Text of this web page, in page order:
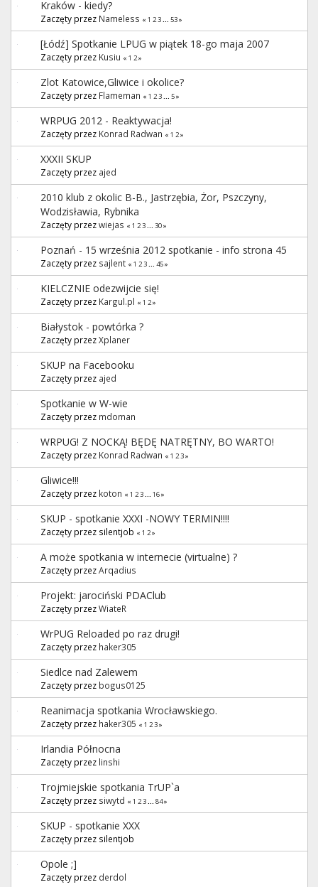
Kraków - kiedy?
Zaczęty przez Nameless « 1 23... 53»
[Łódź] Spotkanie LPUG w piątek 18-go maja 2007
Zaczęty przez Kusiu « 1 2»
Zlot Katowice,Gliwice i okolice?
Zaczęty przez Flameman « 1 23... 5»
WRPUG 2012 - Reaktywacja!
Zaczęty przez Konrad Radwan « 1 2»
XXXII SKUP
Zaczęty przez ajed
2010 klub z okolic B-B., Jastrzębia, Żor, Pszczyny,
Wodzisławia, Rybnika
Zaczęty przezwiejas « 1 23... 30»
Poznań - 15 września 2012 spotkanie - info strona 45
Zaczęty przez sajlent « 1 23... 45»
KIELCZNIE odezwijcie się!
Zaczęty przez Kargul.pl « 1 2»
Białystok - powtórka ?
Zaczęty przezXplaner
SKUP na Facebooku
Zaczęty przez ajed
Spotkanie w W-wie
Zaczęty przez mdoman
WRPUG! Z NOCKĄ! BĘDĘ NATRĘTNY, BO WARTO!
Zaczęty przez Konrad Radwan « 1 23»
Gliwice!!!
Zaczęty przez koton « 1 23... 16»
SKUP - spotkanie XXXI -NOWY TERMIN!!!!
Zaczęty przez silentjob « 1 2»
A może spotkania w internecie (virtualne) ?
Zaczęty przezArqadius
Projekt: jarociński PDAClub
Zaczęty przezWiateR
WrPUG Reloaded po raz drugi!
Zaczęty przez haker305
Siedlce nad Zalewem
Zaczęty przez bogus0125
Reanimacja spotkania Wrocławskiego.
Zaczęty przez haker305 « 1 23»
Irlandia Północna
Zaczęty przez linshi
Trojmiejskie spotkania TrUP`a
Zaczęty przez siwytd « 1 23... 84»
SKUP - spotkanie XXX
Zaczęty przez silentjob
Opole ;]
Zaczęty przez derdol